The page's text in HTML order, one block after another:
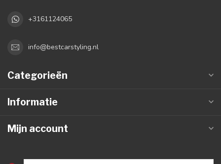
+3161124065
info@bestcarstyling.nl
Categorieën
Informatie
Mijn account